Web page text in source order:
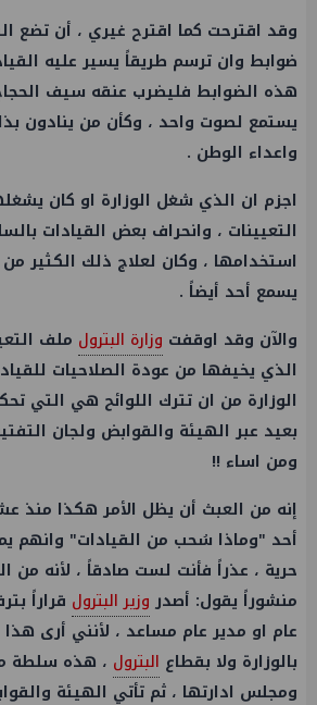
وقد اقترحت كما اقترح غيري ، أن تضع
ضوابط وان ترسم طريقاً يسير عليه
هذه الضوابط فليضرب عنقه سيف
يستمع لصوت واحد ، وكأن من ينادون
واعداء الوطن .
اجزم ان الذي شغل الوزارة او كان
التعيينات ، وانحراف بعض القيادات
استخدامها ، وكان لعلاج ذلك الكثير
يسمع أحد أيضاً .
والآن وقد اوقفت وزارة البترول ملف
الذي يخيفها من عودة الصلاحيات
الوزارة من ان تترك اللوائح هي التي
بعيد عبر الهيئة والقوابض ولجان
ومن اساء !!
إنه من العبث أن يظل الأمر هكذا منذ
أحد "وماذا سُحب من القيادات" وانهم
حرية ، عذراً فأنت لست صادقاً ، لأنه من
منشوراً يقول: أصدر وزير البترول قراراً
عام او مدير عام مساعد ، لأنني أرى هذا
بالوزارة ولا بقطاع البترول ، هذه سلطة
ومجلس ادارتها ، ثم تأتي الهيئة